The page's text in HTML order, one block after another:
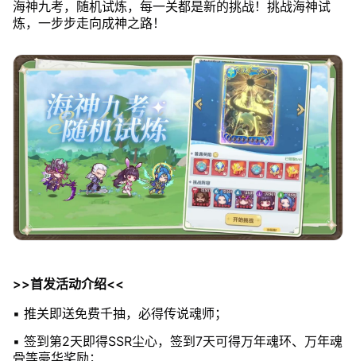
海神九考，随机试炼，每一关都是新的挑战！挑战海神试
炼，一步步走向成神之路！
>>首发活动介绍<<
▪ 推关即送免费千抽，必得传说魂师；
▪ 签到第2天即得SSR尘心，签到7天可得万年魂环、万年魂
骨等豪华奖励；